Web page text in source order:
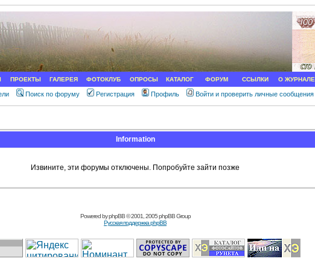
ПРОЕКТЫ ГАЛЕРЕЯ ФОТОКЛУБ ОПРОСЫ КАТАЛОГ ФОРУМ ССЫЛКИ О ЖУРНАЛЕ
Поиск по форуму Регистрация Профиль Войти и проверить личные сообщения
Information
Извините, эти форумы отключены. Попробуйте зайти позже
Powered byphpBB© 2001, 2005 phpBB Group
Русская поддержка phpBB